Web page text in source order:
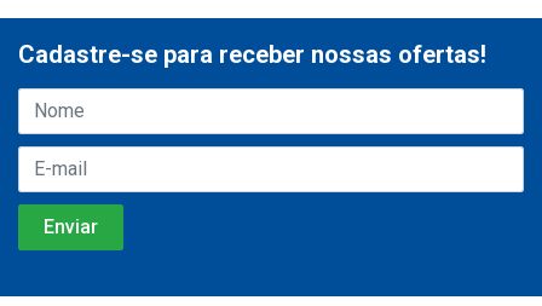
Cadastre-se para receber nossas ofertas!